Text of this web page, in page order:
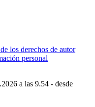
los derechos de autor
personal
a las 9.54 - desde